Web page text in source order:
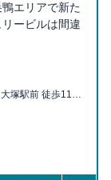
エリアで新た
ービルは間違
塚駅前 徒歩11分,
16分, 西巣鴨 徒歩
丁目 徒歩19分,